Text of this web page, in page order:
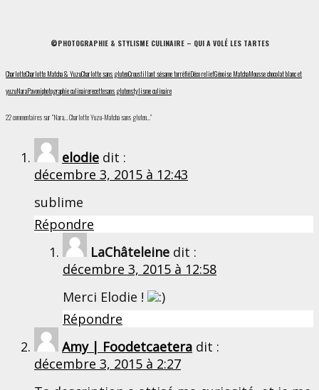
©PHOTOGRAPHIE & STYLISME CULINAIRE – QUI A VOLÉ LES TARTES
CharlotteCharlotte Matcha & YuzuCharlotte sans glutenCroustillant sésame torréfiéDéco reliefGénoise MatchaMousse chocolat blanc et
yuzuNaraPavoniphotographie culinairerecettesans glutenstylisme culinaire
22 commentaires sur “Nara… Charlotte Yuzu-Matcha sans gluten…”
elodie dit :
décembre 3, 2015 à 12:43
sublime
Répondre
LaChâteleine dit :
décembre 3, 2015 à 12:58
Merci Elodie !
Répondre
Amy | Foodetcaetera dit :
décembre 3, 2015 à 2:27